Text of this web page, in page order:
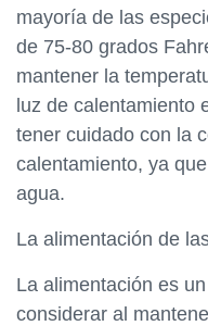
mayoría de las
de 75-80 grados
mantener la
luz de calentamiento
tener cuidado con la
calentamiento, ya
agua.
La alimentación de
La alimentación es
considerar al